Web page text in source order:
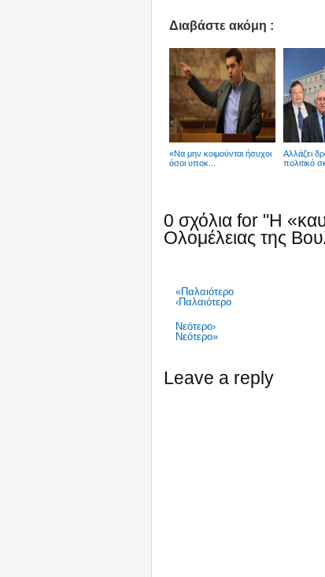
Διαβάστε ακόμη :
«Να μην κοιμούνται ήσυχοι
όσοι υποκ...
Αλλάζει
πολιτικό
0 σχόλια for "Η
Ολομέλειας της
«Παλαιότερο
‹Παλαιότερο
Νεότερο›
Νεότερο»
Leave a reply